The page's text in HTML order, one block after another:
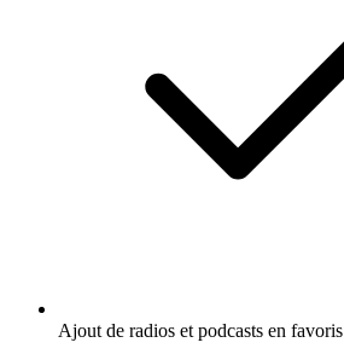
Ajout de radios et podcasts en favoris